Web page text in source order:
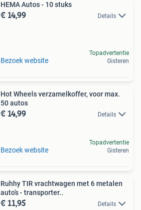
HEMA Autos - 10 stuks
€ 14,99 Details
Bezoek website
Topadvertentie
Gisteren
Hot Wheels verzamelkoffer, voor max.
50 autos
€ 14,99 Details
Bezoek website
Topadvertentie
Gisteren
Ruhhy TIR vrachtwagen met 6 metalen
auto’s - transporter..
€ 11,95 Details